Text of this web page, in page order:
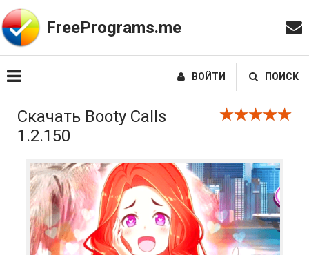
FreePrograms.me
ВОЙТИ ПОИСК
Скачать Booty Calls
1.2.150